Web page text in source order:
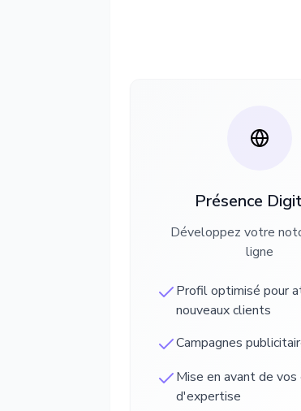
Présence
Développez votre
ligne
Profil optimisé pour
nouveaux clients
Campagnes
Mise en avant de vos
d'expertise